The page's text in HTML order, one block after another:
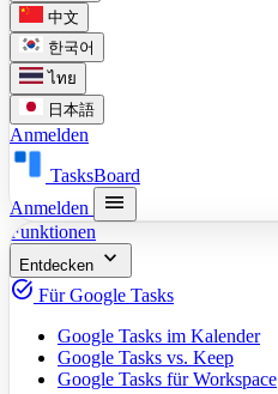
中文
한국어
ไทย
日本語
Anmelden
TasksBoard
Anmelden
menu
Funktionen
Entdecken expand_more
task_alt Für Google Tasks
Google Tasks im Kalender
Google Tasks vs. Keep
Google Tasks für Workspace